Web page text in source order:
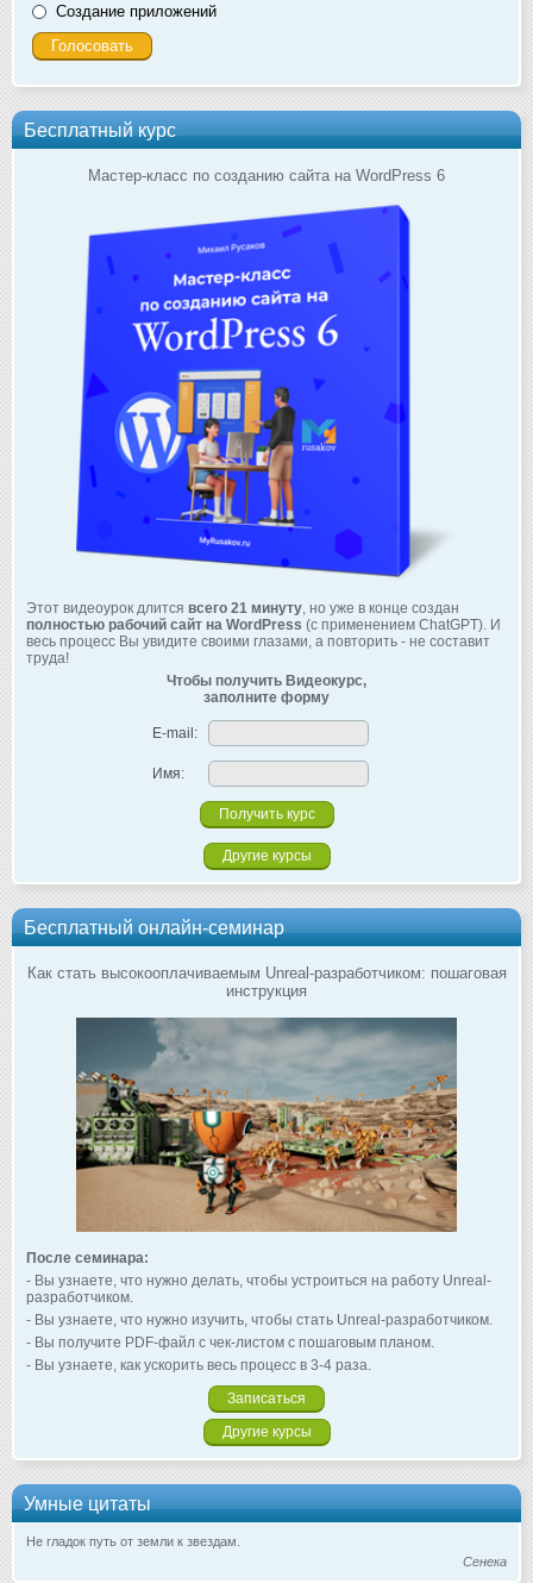
Создание приложений
Бесплатный курс
Мастер-класс по созданию сайта на WordPress 6
Этот видеоурок длится всего 21 минуту, но уже в конце создан
полностью рабочий сайт на WordPress (с применением ChatGPT). И
весь процесс Вы увидите своими глазами, а повторить - не составит
труда!
Чтобы получить Видеокурс,
заполните форму
E-mail:
Имя:
Другие курсы
Бесплатный онлайн-семинар
Как стать высокооплачиваемым Unreal-разработчиком: пошаговая
инструкция
После семинара:
- Вы узнаете, что нужно делать, чтобы устроиться на работу Unreal-
разработчиком.
- Вы узнаете, что нужно изучить, чтобы стать Unreal-разработчиком.
- Вы получите PDF-файл с чек-листом с пошаговым планом.
- Вы узнаете, как ускорить весь процесс в 3-4 раза.
Записаться
Другие курсы
Умные цитаты
Не гладок путь от земли к звездам.
Сенека